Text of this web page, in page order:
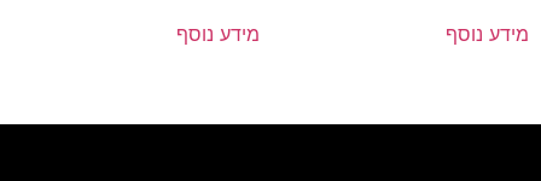
מידע נוסף מידע נוסף